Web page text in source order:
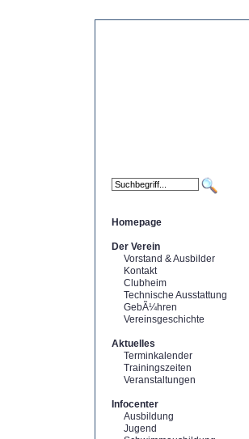
Homepage
Der Verein
Vorstand & Ausbilder
Kontakt
Clubheim
Technische Ausstattung
GebÃ¼hren
Vereinsgeschichte
Aktuelles
Terminkalender
Trainingszeiten
Veranstaltungen
Infocenter
Ausbildung
Jugend